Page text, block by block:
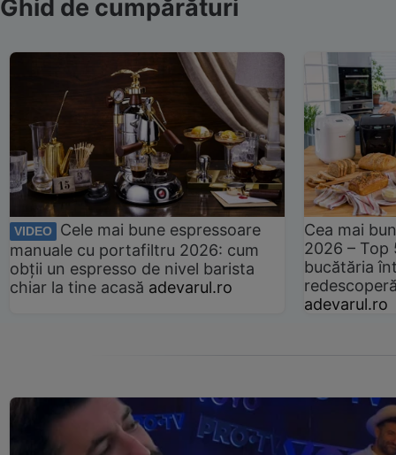
Ghid de cumpărături
VIDEO
Cele mai bune espressoare
manuale cu portafiltru 2026: cum
obții un espresso de nivel barista
chiar la tine acasă adevarul.ro
Cea mai
2026 –
bucătăria
adevarul.ro